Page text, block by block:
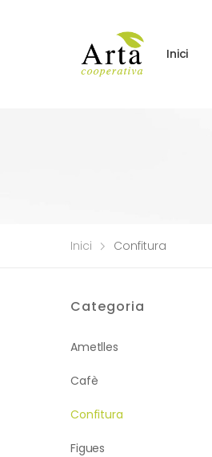
Inici
Inici Confitura
Categoria
Ametlles
Cafè
Confitura
Figues